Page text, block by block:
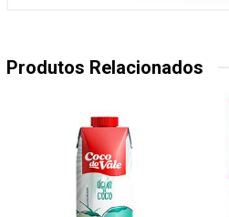
Produtos Relacionados